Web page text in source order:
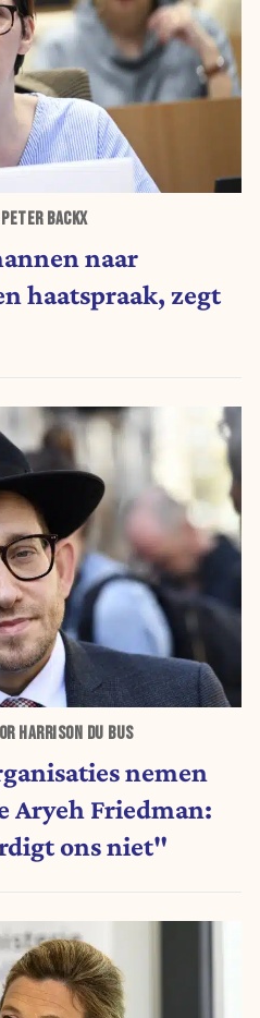
BACKX
naar
haatspraak, zegt
HARRISON DU BUS
nemen
Aryeh Friedman:
ons niet"